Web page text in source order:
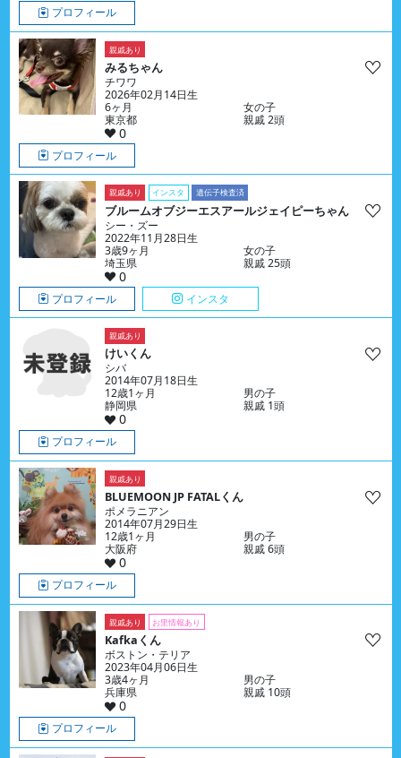
プロフィール
親戚あり
みるちゃん
チワワ
2026年02月14日生
6ヶ月
女の子
東京都
親戚 2頭
0
プロフィール
親戚あり インスタ 遺伝子検査済
ブルームオブジーエスアールジェイピーちゃん
シー・ズー
2022年11月28日生
3歳9ヶ月
女の子
埼玉県
親戚 25頭
0
プロフィール インスタ
親戚あり
けいくん
シバ
2014年07月18日生
12歳1ヶ月
男の子
静岡県
親戚 1頭
0
プロフィール
親戚あり
BLUEMOON JP FATALくん
ポメラニアン
2014年07月29日生
12歳1ヶ月
男の子
大阪府
親戚 6頭
0
プロフィール
親戚あり お里情報あり
Kafkaくん
ボストン・テリア
2023年04月06日生
3歳4ヶ月
男の子
兵庫県
親戚 10頭
0
プロフィール